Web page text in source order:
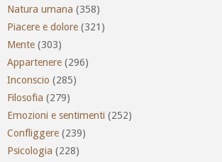
Natura umana (358)
Piacere e dolore (321)
Mente (303)
Appartenere (296)
Inconscio (285)
Filosofia (279)
Emozioni e sentimenti (252)
Confliggere (239)
Psicologia (228)